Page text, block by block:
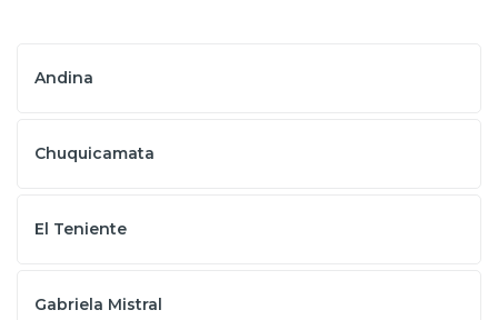
Andina
Chuquicamata
El Teniente
Gabriela Mistral